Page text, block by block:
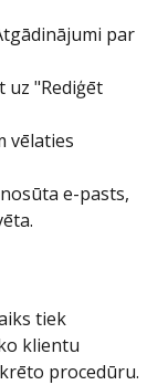
par
uz "Rediģēt
vēlaties
e-pasts,
tiek
klientu
procedūru.